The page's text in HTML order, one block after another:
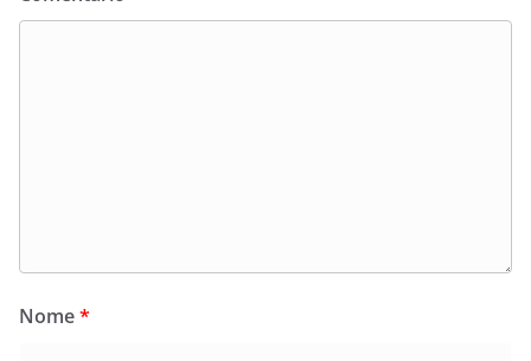
Nome*